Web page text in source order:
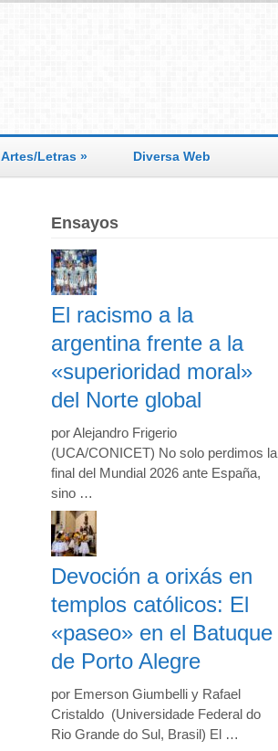
Artes/Letras » Diversa Web
Ensayos
El racismo a la
argentina frente a la
«superioridad moral»
del Norte global
por Alejandro Frigerio
(UCA/CONICET) No solo perdimos la
final del Mundial 2026 ante España,
sino …
Devoción a orixás en
templos católicos: El
«paseo» en el Batuque
de Porto Alegre
por Emerson Giumbelli y Rafael
Cristaldo (Universidade Federal do
Rio Grande do Sul, Brasil) El …